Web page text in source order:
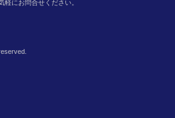
軽にお問合せください。